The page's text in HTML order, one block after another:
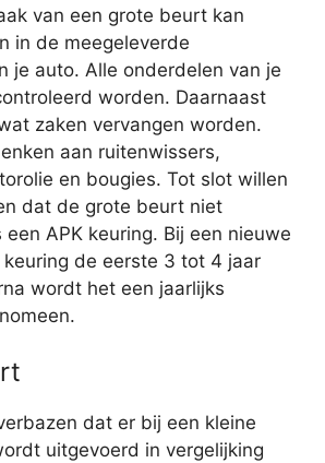
van een grote beurt kan
in de meegeleverde
je auto. Alle onderdelen van je
worden. Daarnaast
zaken vervangen worden.
aan ruitenwissers,
en bougies. Tot slot willen
dat de grote beurt niet
APK keuring. Bij een nieuwe
keuring de eerste 3 tot 4 jaar
wordt het een jaarlijks
dat er bij een kleine
uitgevoerd in vergelijking